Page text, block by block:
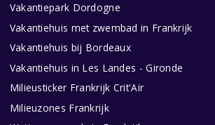
Vakantiepark Dordogne
Vakantiehuis met zwembad in Frankrijk
Vakantiehuis bij Bordeaux
Vakantiehuis in Les Landes - Gironde
Milieusticker Frankrijk Crit'Air
Milieuzones Frankrijk